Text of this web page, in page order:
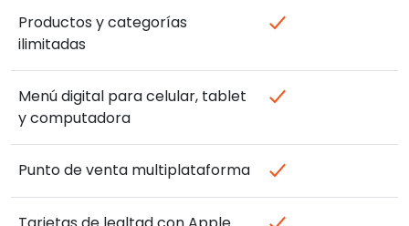
Productos y categorías
ilimitadas
Menú digital para celular, tablet
y computadora
Punto de venta multiplataforma